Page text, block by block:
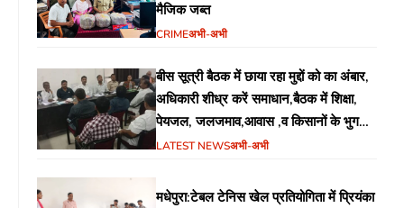
मैजिक जब्त
CRIMEअभी-अभी
बीस सूत्री बैठक में छाया रहा मुद्दों को का अंबार,
अधिकारी शीध्र करें समाधान,बैठक में शिक्षा,
पेयजल, जलजमाव,आवास ,व किसानों के भुगतान
का उठा मुद्दा
LATEST NEWSअभी-अभी
मधेपुरा:टेबल टेनिस खेल प्रतियोगिता में प्रियंका